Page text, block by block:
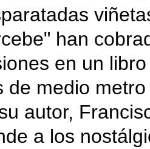
han
en un
de medio
autor,
a los